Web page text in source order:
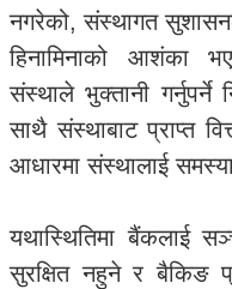
नगरेको, संस्थागत
हिनामिनाको आशंका
संस्थाले भुक्तानी गर्नुपर्ने
साथै संस्थाबाट प्राप्त
आधारमा संस्थालाई
यथास्थितिमा बैंकलाई
सुरक्षित नहुने र बैकिङ